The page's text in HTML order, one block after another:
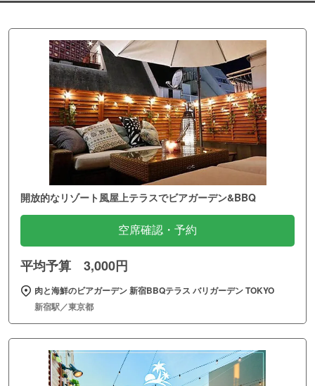
開放的なリゾート風屋上テラスでビアガーデン&BBQ
空席確認・予約
平均予算 3,000円
肉と海鮮のビアガーデン 新宿BBQテラス バリガーデン TOKYO
新宿駅／東京都